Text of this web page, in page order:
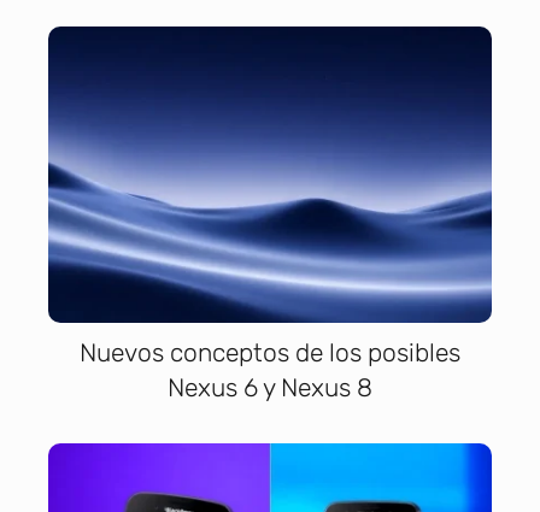
Nuevos conceptos de los posibles
Nexus 6 y Nexus 8